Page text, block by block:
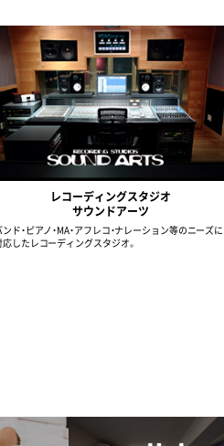
レコーディングスタジオ
サウンドアーツ
ド・ピアノ・MA・アフレコ・ナレーション等のニーズに
応したレコーディングスタジオ。